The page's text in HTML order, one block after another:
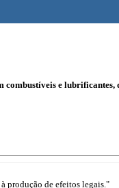
e
produção de efeitos legais."